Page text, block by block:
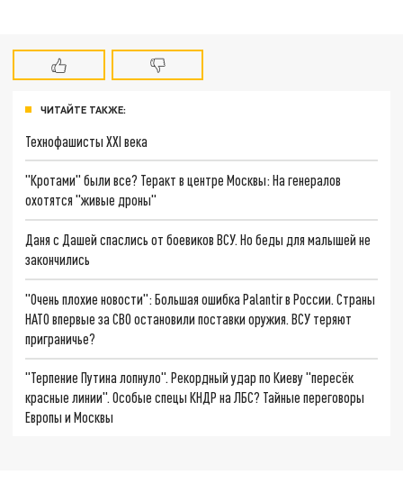
ЧИТАЙТЕ ТАКЖЕ:
Технофашисты XXI века
"Кротами" были все? Теракт в центре Москвы: На генералов
охотятся "живые дроны"
Даня с Дашей спаслись от боевиков ВСУ. Но беды для малышей не
закончились
"Очень плохие новости": Большая ошибка Palantir в России. Страны
НАТО впервые за СВО остановили поставки оружия. ВСУ теряют
приграничье?
"Терпение Путина лопнуло". Рекордный удар по Киеву "пересёк
красные линии". Особые спецы КНДР на ЛБС? Тайные переговоры
Европы и Москвы